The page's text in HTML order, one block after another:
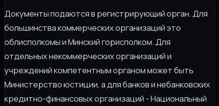
Документы подаются в регистрирующий орган. Для
большинства коммерческих организаций это
облисполкомы и Минский горисполком. Для
отдельных некоммерческих организаций и
учреждений компетентным органом может быть
Министерство юстиции, а для банков и небанковских
кредитно-финансовых организаций - Национальный